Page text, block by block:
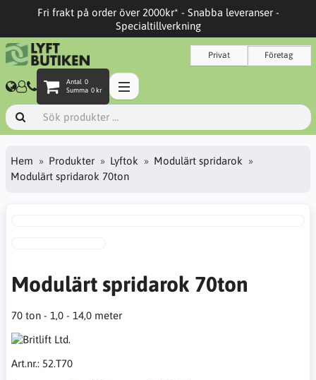
Fri frakt på order över 2000kr* - Snabba leveranser -
Specialtillverkning
Privat Företag
Antal 0
Summa 0 kr
Hem Produkter Lyftok
Modulärt spridarok
Modulärt spridarok 70ton
Modulärt spridarok 70ton
70 ton - 1,0 - 14,0 meter
Art.nr.: 52.T70